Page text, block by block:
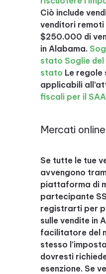
Ciò include
venditori remoti
$250.000 di
in Alabama.
stato Soglie
stato Le regole
applicabili
fiscali per il
Mercati online
Se tutte le tue
avvengono
piattaforma di
partecipante
registrarti per
sulle vendite in
facilitatore del
stesso
dovresti
esenzione. Se